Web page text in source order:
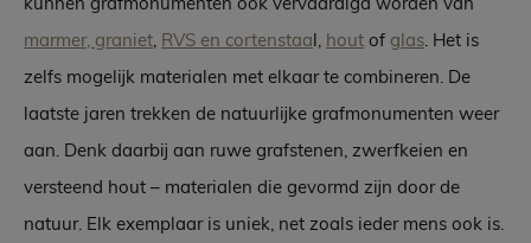
marmer, graniet, RVS en cortenstaal, hout of glas. Het is
zelfs mogelijk materialen met elkaar te combineren. De
laatste jaren trekken de natuurlijke grafmonumenten weer
aan. Denk daarbij aan ruwe grafstenen, zwerfkeien en
versteend hout – materialen die gevormd zijn door de
natuur. Elk exemplaar is uniek, net zoals ieder mens ook is.